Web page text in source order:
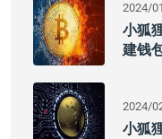
2024/
小狐
建钱
2024/
小狐